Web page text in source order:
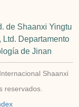
de Shaanxi Yingtu
Ltd. Departamento
de Jinan
Shaanxi
reservados.